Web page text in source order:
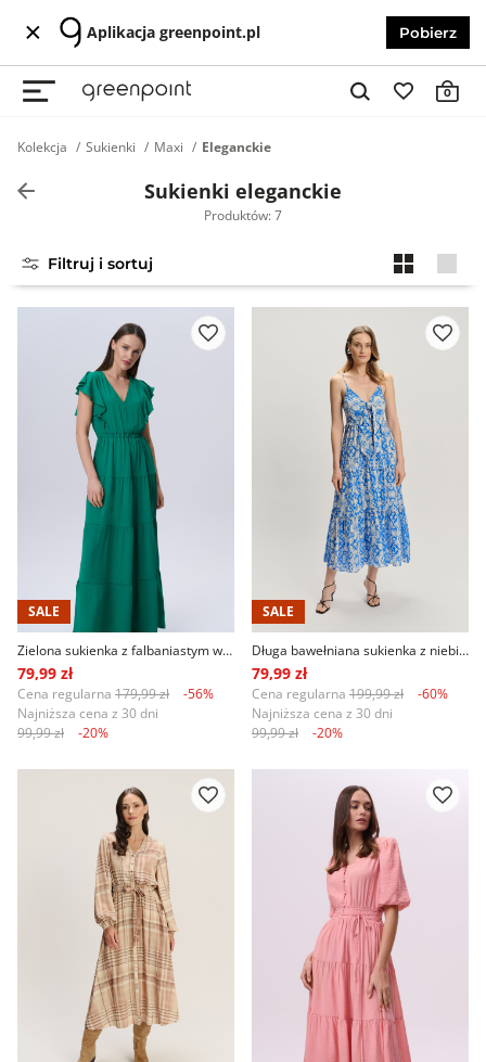
Aplikacja greenpoint.pl Pobierz
0
Kolekcja Sukienki Maxi Eleganckie
Sukienki eleganckie
Produktów: 7
Filtruj i sortuj
SALE
Zielona sukienka z falbaniastym wykończeniem
79,99 zł
Cena regularna 179,99 zł
-56%
Najniższa cena z 30 dni
99,99 zł
-20%
SALE
Długa bawełniana sukienka z niebieskim wzorem
79,99 zł
Cena regularna 199,99 zł
-60%
Najniższa cena z 30 dni
99,99 zł
-20%